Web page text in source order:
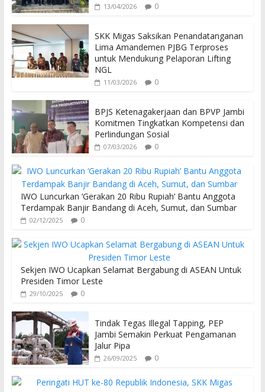
13/04/2026 0
SKK Migas Saksikan Penandatanganan
Lima Amandemen PJBG Terproses
untuk Mendukung Pelaporan Lifting
NGL
11/03/2026 0
BPJS Ketenagakerjaan dan BPVP Jambi
Komitmen Tingkatkan Kompetensi dan
Perlindungan Sosial
07/03/2026 0
IWO Luncurkan ‘Gerakan 20 Ribu Rupiah’ Bantu Anggota
Terdampak Banjir Bandang di Aceh, Sumut, dan Sumbar
02/12/2025 0
Sekjen IWO Ucapkan Selamat Bergabung di ASEAN Untuk
Presiden Timor Leste
29/10/2025 0
Tindak Tegas Illegal Tapping, PEP
Jambi Semakin Perkuat Pengamanan
Jalur Pipa
26/09/2025 0